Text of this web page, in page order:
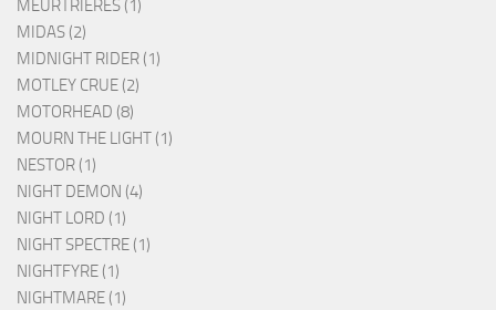
MEURTRIERES (1)
MIDAS (2)
MIDNIGHT RIDER (1)
MOTLEY CRUE (2)
MOTORHEAD (8)
MOURN THE LIGHT (1)
NESTOR (1)
NIGHT DEMON (4)
NIGHT LORD (1)
NIGHT SPECTRE (1)
NIGHTFYRE (1)
NIGHTMARE (1)